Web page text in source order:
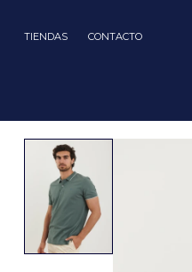
TIENDAS CONTACTO